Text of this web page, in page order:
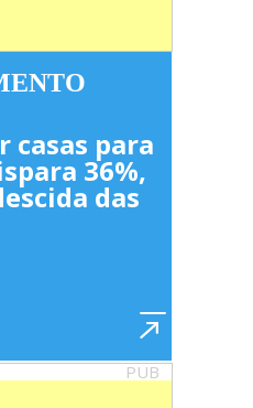
casas para
36%,
das
PUB